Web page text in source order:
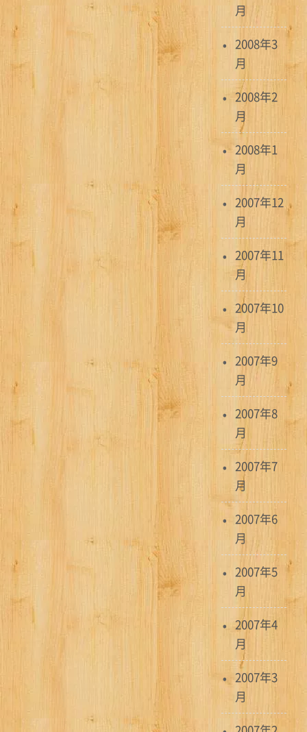
月
2008年3
月
2008年2
月
2008年1
月
2007年12
月
2007年11
月
2007年10
月
2007年9
月
2007年8
月
2007年7
月
2007年6
月
2007年5
月
2007年4
月
2007年3
月